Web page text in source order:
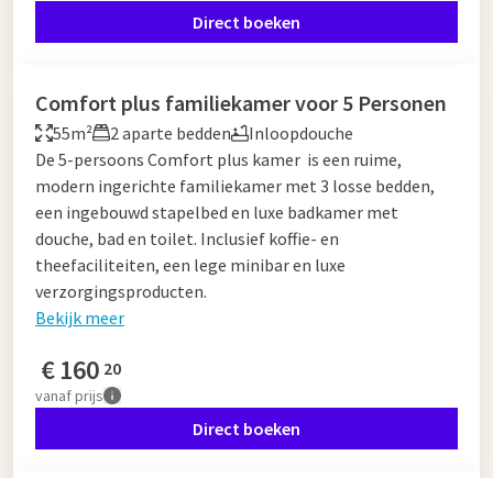
Direct boeken
Comfort plus familiekamer voor 5 Personen
55m² 2 aparte bedden
Inloopdouche
De 5-persoons Comfort plus kamer is een ruime,
modern ingerichte familiekamer met 3 losse bedden,
een ingebouwd stapelbed en luxe badkamer met
douche, bad en toilet. Inclusief koffie- en
theefaciliteiten, een lege minibar en luxe
verzorgingsproducten.
Bekijk meer
€160 20
vanafprijs
Direct boeken